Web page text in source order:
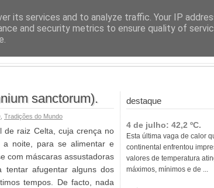
sanctorum).
Tradições do Mundo
de raiz Celta, cuja crença no
a noite, para se alimentar e
com máscaras assustadoras
afugentar alguns dos
tempos. De facto, nada
destaque
4 de julho: 42,2 ºC.
Esta última vaga de calor
continental enfrentou
valores de temperatura
máximos, mínimos e de ...
its services and to analyze traffic. Your IP
and security metrics to ensure quality of